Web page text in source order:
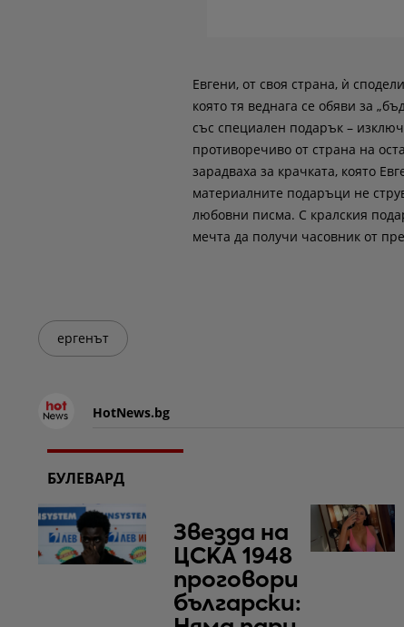
Евгени, от своя страна, ѝ
която тя веднага се обяви за
със специален подарък –
противоречиво от страна на
зарадваха за крачката, която
материалните подаръци не
любовни писма. С кралския
мечта да получи часовник от
ергенът
HotNews.bg
БУЛЕВАРД
Звезда на
ЦСКА 1948
проговори
български: